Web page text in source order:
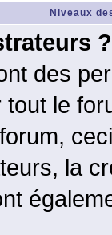
Niveaux
?
des
le
la